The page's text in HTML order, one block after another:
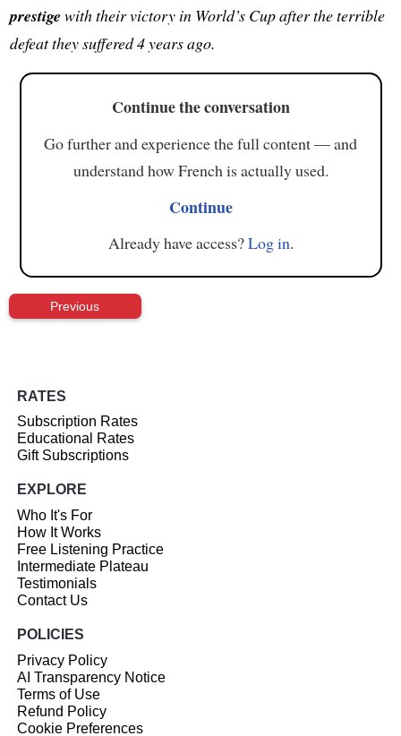
prestige with their victory in World’s Cup after the terrible
defeat they suffered 4 years ago.
Continue the conversation
Go further and experience the full content — and
understand how French is actually used.
Continue
Already have access?Log in.
Previous
RATES
Subscription Rates
Educational Rates
Gift Subscriptions
EXPLORE
Who It's For
How It Works
Free Listening Practice
Intermediate Plateau
Testimonials
Contact Us
POLICIES
Privacy Policy
AI Transparency Notice
Terms of Use
Refund Policy
Cookie Preferences